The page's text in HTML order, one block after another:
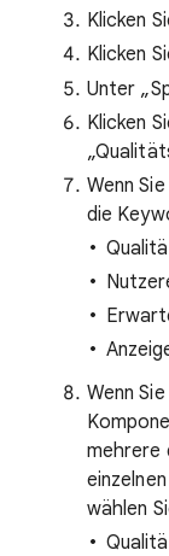
Klicken
Klicken
Unter
Klicken
Wenn
die
Wenn
mehrere
wählen